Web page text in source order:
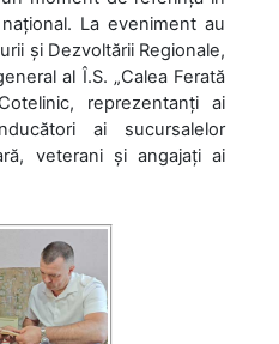
La eveniment au
și Dezvoltării Regionale,
al Î.S. „Calea Ferată
reprezentanți ai
ai sucursalelor
veterani și angajați ai